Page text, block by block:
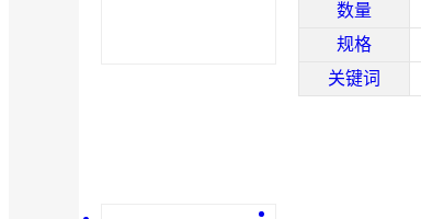
数量
规格
关键词